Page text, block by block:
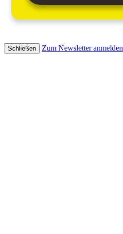
Schließen Zum Newsletter anmelden